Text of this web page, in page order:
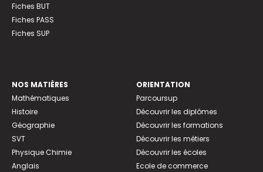
Fiches BUT
Fiches PASS
Fiches SUP
NOS MATIÈRES
Mathématiques
Histoire
Géographie
SVT
Physique Chimie
Anglais
ORIENTATION
Parcoursup
Découvrir les diplômes
Découvrir les formations
Découvrir les métiers
Découvrir les écoles
Ecole de commerce